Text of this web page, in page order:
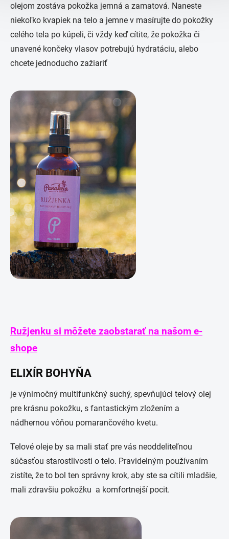
olejom zostáva pokožka jemná a zamatová. Naneste
niekoľko kvapiek na telo a jemne v masírujte do pokožky
celého tela po kúpeli, či vždy keď cítite, že pokožka či
unavené končeky vlasov potrebujú hydratáciu, alebo
chcete jednoducho zažiariť
Ružjenku si môžete zaobstarať na našom e-
shope
ELIXÍR BOHYŇA
je výnimočný multifunkčný suchý, spevňujúci telový olej
pre krásnu pokožku, s fantastickým zložením a
nádhernou vôňou pomarančového kvetu.
Telové oleje by sa mali stať pre vás neoddeliteľnou
súčasťou starostlivosti o telo. Pravidelným používaním
zistíte, že to bol ten správny krok, aby ste sa cítili mladšie,
mali zdravšiu pokožku a komfortnejší pocit.